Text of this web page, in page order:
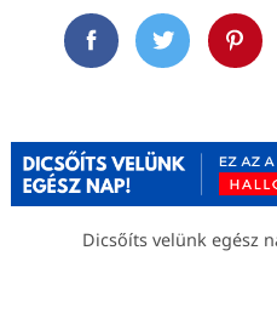
FacebookTwitter
Dicsőíts velünk egész